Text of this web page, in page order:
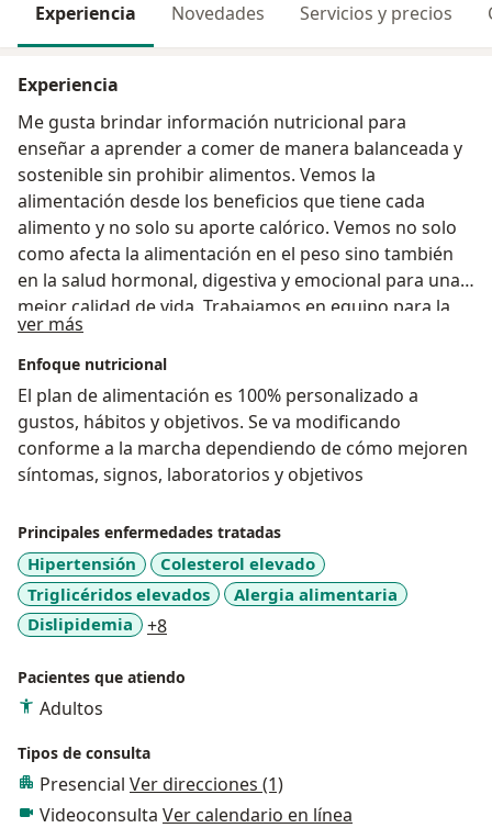
Experiencia Novedades Servicios y precios
Experiencia
Me gusta brindar información nutricional para
enseñar a aprender a comer de manera balanceada y
sostenible sin prohibir alimentos. Vemos la
alimentación desde los beneficios que tiene cada
alimento y no solo su aporte calórico. Vemos no solo
como afecta la alimentación en el peso sino también
en la salud hormonal, digestiva y emocional para una
mejor calidad de vida. Trabajamos en equipo para la
alimentación sea lo más acoplada a tu estilo de vida y
no al revés
ver más
Enfoque nutricional
El plan de alimentación es 100% personalizado a
gustos, hábitos y objetivos. Se va modificando
conforme a la marcha dependiendo de cómo mejoren
síntomas, signos, laboratorios y objetivos
Principales enfermedades tratadas
Hipertensión
Colesterol elevado
Triglicéridos elevados
Alergia alimentaria
Dislipidemia
+8a11y_sr_more_diseases
Pacientes que atiendo
Adultos
Tipos de consulta
Presencial Ver direcciones (1)
Videoconsulta Ver calendario en línea